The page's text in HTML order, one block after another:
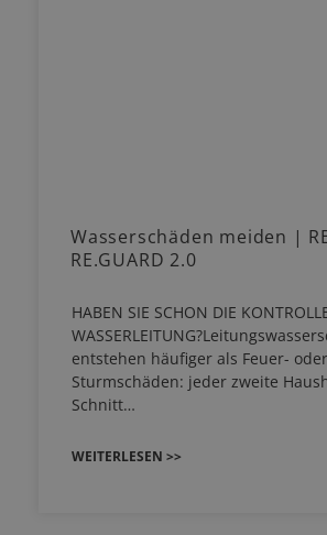
Wasserschäden meiden |
RE.GUARD 2.0
HABEN SIE SCHON DIE
entstehen häufiger als Feuer- oder
Sturmschäden: jeder zweite
Schnitt…
WEITERLESEN >>